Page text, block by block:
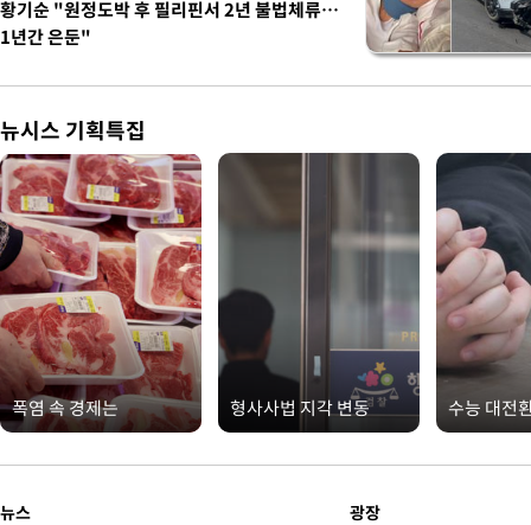
황기순 "원정도박 후 필리핀서 2년 불법체류…
1년간 은둔"
뉴시스 기획특집
폭염 속 경제는 형사사법 지각 변동 수능 대전
뉴스 광장